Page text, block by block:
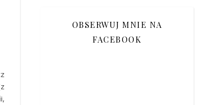
OBSERWUJ MNIE NA
FACEBOOK